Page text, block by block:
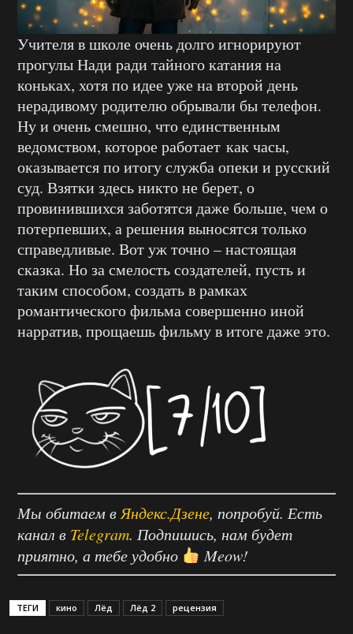
Учителя в школе очень долго игнорируют
прогулы Нади ради тайного катания на
коньках, хотя по идее уже на второй день
нерадивому родителю обрывали бы телефон.
Ну и очень смешно, что единственным
ведомством, которое работает как часы,
оказывается по итогу служба опеки и русский
суд. Взятки здесь никто не берет, о
провинившихся заботятся даже больше, чем о
потерпевших, а решения выносятся только
справедливые. Вот уж точно – настоящая
сказка. Но за смелость создателей, пусть и
таким способом, создать в рамках
романтического фильма совершенно иной
нарратив, прощаешь фильму в итоге даже это.
Мы обитаем вЯндекс.Дзене, попробуй. Есть
канал в Telegram. Подпишись, нам будет
приятно, а тебе удобно
Meow!
ТЕГИ кино Лёд Лёд 2 рецензия